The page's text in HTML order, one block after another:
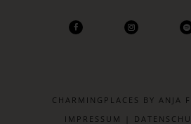
CHARMINGPLACES BY ANJA
IMPRESSUM